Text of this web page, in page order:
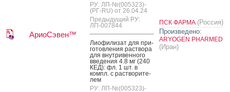
АриоСэвен™
РУ: ЛП-№(005323)-
(РГ-RU) от 26.04.24
Предыдущий РУ:
ЛП-007844
Ли­офи­лизат для при­
готов­ле­ния рас­тво­ра
для внут­ри­вен­но­го
вве­дения 4.8 мг (240
КЕД): фл. 1 шт. в
компл. с рас­тво­рите­
лем
РУ: ЛП-№(005323)-
ПСК ФАРМА (Россия)
Произведено:
ARYOGEN PHARMED
(Иран)